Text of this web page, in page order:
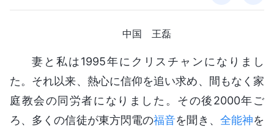
中国 王磊
妻と私は1995年にクリスチャンになりまし
た。それ以来、熱心に信仰を追い求め、間もなく家
庭教会の同労者になりました。その後2000年ご
ろ、多くの信徒が東方閃電の福音を聞き、 全能神を